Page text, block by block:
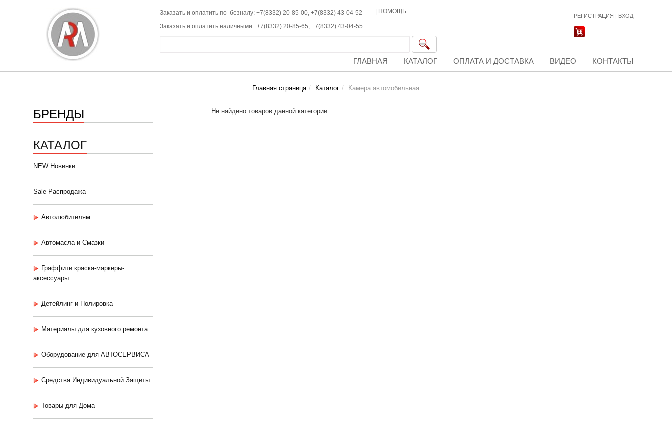
Заказать и оплатить по безналу: +7(8332) 20-85-00, +7(8332) 43-04-52
Заказать и оплатить наличными : +7(8332) 20-85-65, +7(8332) 43-04-55
ПОМОЩЬ
РЕГИСТРАЦИЯ | ВХОД
ГЛАВНАЯ КАТАЛОГ ОПЛАТА И ДОСТАВКА ВИДЕО КОНТАКТЫ
Главная страница Каталог Камера автомобильная
БРЕНДЫ
КАТАЛОГ
NEW Новинки
Sale Распродажа
Автолюбителям
Автомасла и Смазки
Граффити краска-маркеры-
аксессуары
Детейлинг и Полировка
Материалы для кузовного ремонта
Оборудование для АВТОСЕРВИСА
Средства Индивидуальной Защиты
Товары для Дома
Не найдено товаров данной категории.